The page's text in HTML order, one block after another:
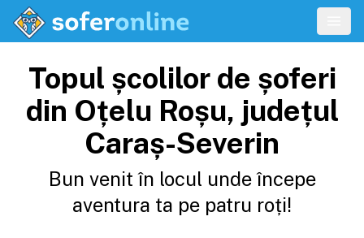
Topul școlilor de șoferi
din Oțelu Roșu, județul
Caraș-Severin
Bun venit în locul unde începe
aventura ta pe patru roți!